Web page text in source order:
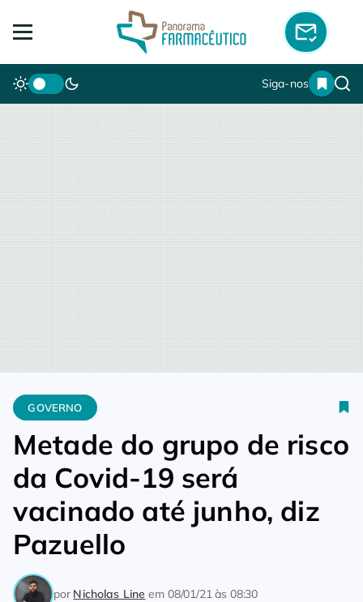
Siga-nos
Home Governo Metade do grupo de risco da Covid-19 será
GOVERNO
Metade do grupo de risco
da Covid-19 será
vacinado até junho, diz
Pazuello
por Nicholas Line em 08/01/21 às 08:30